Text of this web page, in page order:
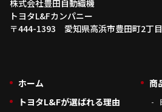
株式会社豊田自動織機
トヨタL&Fカンパニー
〒444-1393 愛知県高浜市豊田町2丁
ホーム
トヨタL&Fが選ばれる理由
商